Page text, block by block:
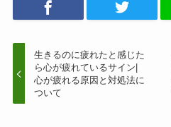
生きるのに疲れたと感じた
ら心が疲れているサイン|
心が疲れる原因と対処法に
ついて